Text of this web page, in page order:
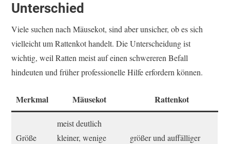
Unterschied
Viele suchen nach Mäusekot, sind aber unsicher, ob es sich
vielleicht um Rattenkot handelt. Die Unterscheidung ist
wichtig, weil Ratten meist auf einen schwereren Befall
hindeuten und früher professionelle Hilfe erfordern können.
Merkmal Mäusekot Rattenkot
Größe
meist deutlich
kleiner, wenige
größer und auffälliger